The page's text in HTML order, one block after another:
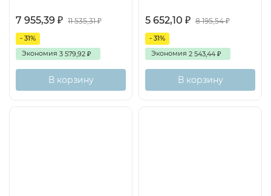
7 955,39 ₽ 11 535,31₽
- 31%
Экономия 3 579,92 ₽
В корзину
5 652,10 ₽ 8 195,54₽
- 31%
Экономия 2 543,44 ₽
В корзину